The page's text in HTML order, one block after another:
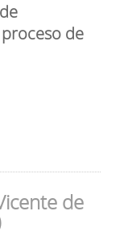
de
de